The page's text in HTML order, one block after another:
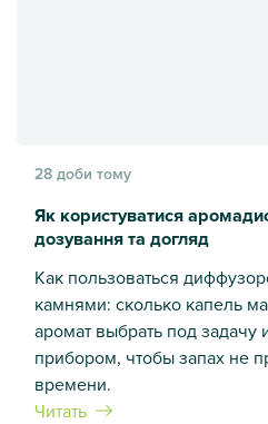
28 доби тому
Як користуватися
дозування та догляд
Как пользоваться
камнями: сколько капель
аромат выбрать под задачу
прибором, чтобы запах не
времени.
Читать